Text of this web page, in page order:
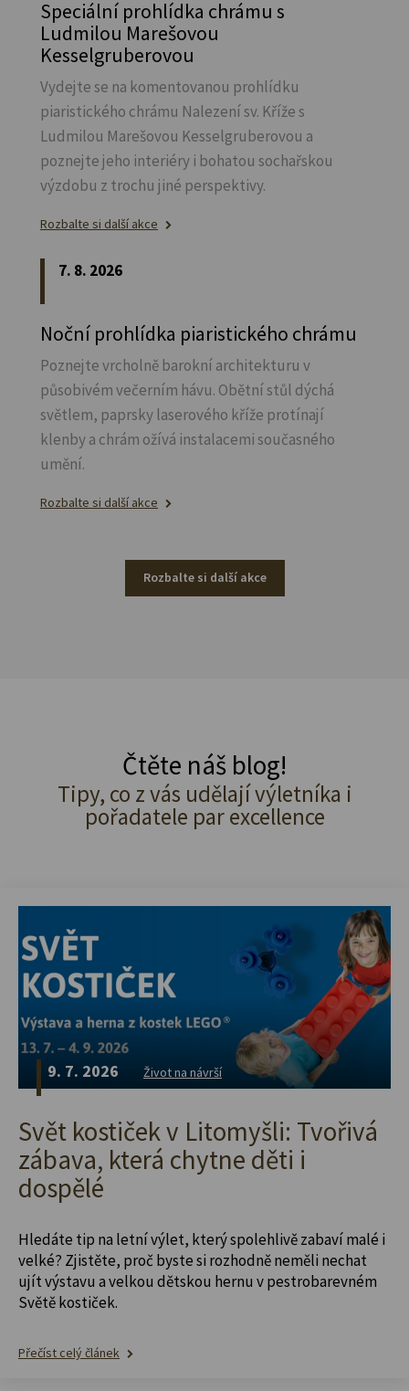
Speciální prohlídka chrámu s
Ludmilou Marešovou
Kesselgruberovou
Vydejte se na komentovanou prohlídku
piaristického chrámu Nalezení sv. Kříže s
Ludmilou Marešovou Kesselgruberovou a
poznejte jeho interiéry i bohatou sochařskou
výzdobu z trochu jiné perspektivy.
Rozbalte si další akce
7. 8. 2026
Noční prohlídka piaristického chrámu
Poznejte vrcholně barokní architekturu v
působivém večerním hávu. Obětní stůl dýchá
světlem, paprsky laserového kříže protínají
klenby a chrám ožívá instalacemi současného
umění.
Rozbalte si další akce
Rozbalte si další akce
Čtěte náš blog!
Tipy, co z vás udělají výletníka i
pořadatele par excellence
9. 7. 2026 Život na návrší
Svět kostiček v Litomyšli: Tvořivá
zábava, která chytne děti i
dospělé
Hledáte tip na letní výlet, který spolehlivě zabaví malé i
velké? Zjistěte, proč byste si rozhodně neměli nechat
ujít výstavu a velkou dětskou hernu v pestrobarevném
Světě kostiček.
Přečíst celý článek